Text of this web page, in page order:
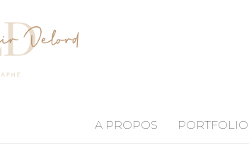
A PROPOS PORTFOLIO